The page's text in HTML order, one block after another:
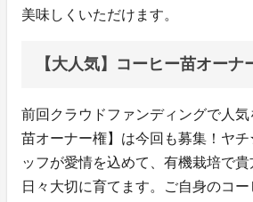
美味しくいただけます。
【大人気】コーヒー苗オーナ
前回クラウドファンディングで人
苗オーナー権】は今回も募集！ヤ
ッフが愛情を込めて、有機栽培で
⽇々⼤切に育てます。ご自身のコ